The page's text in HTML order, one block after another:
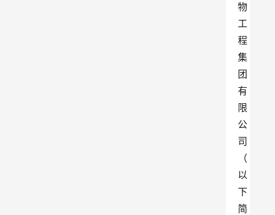
物
工
程
集
团
有
限
公
司
（
以
下
简